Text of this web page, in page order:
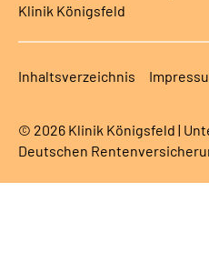
Klinik Königsfeld
Inhaltsverzeichnis
© 2026 Klinik Königsfeld |
Deutschen